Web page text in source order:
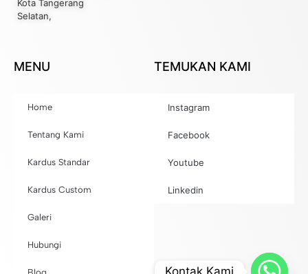
Kota Tangerang
Selatan,
MENU
Home
Tentang Kami
Kardus Standar
Kardus Custom
Galeri
Hubungi
TEMUKAN KAMI
Instagram
Facebook
Youtube
Linkedin
Kontak Kami